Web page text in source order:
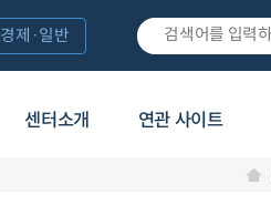
센터소개 연관 사이트
경제·일반